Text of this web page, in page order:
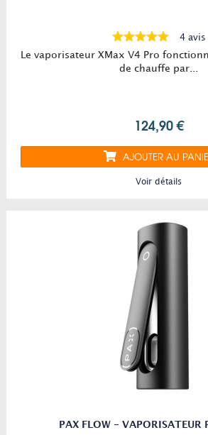
4 avis
Le vaporisateur XMax V4 Pro
de chauffe par...
124,90 €
AJOUTER AU
Voir détails
PAX FLOW - VAPORISATEUR